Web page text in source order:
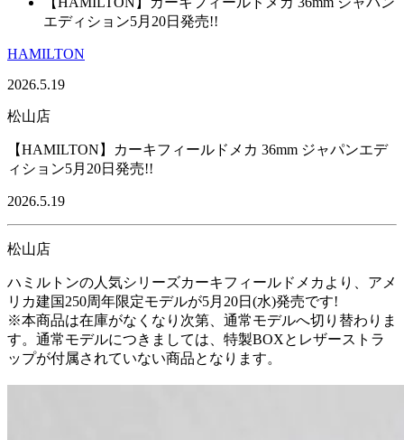
エディション5月20日発売!!
HAMILTON
2026.5.19
松山店
【HAMILTON】カーキフィールドメカ 36mm ジャパンエデ
ィション5月20日発売!!
2026.5.19
松山店
ハミルトンの人気シリーズカーキフィールドメカより、アメ
リカ建国250周年限定モデルが5月20日(水)発売です!
※本商品は在庫がなくなり次第、通常モデルへ切り替わりま
す。通常モデルにつきましては、特製BOXとレザーストラ
ップが付属されていない商品となります。